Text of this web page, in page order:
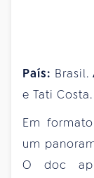
País: Brasil.
e Tati Costa.
Em
um
O doc